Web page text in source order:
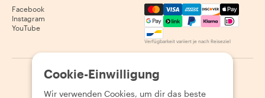
Facebook
Instagram
YouTube
Mastercard, Visa, Amex,
Verfügbarkeit variiert je nach Reiseziel
2026 Withlocals.com | Datenschutzerklärung
Seitenübersicht
Cookie-Einwilligung
Wir verwenden Cookies, um dir das beste